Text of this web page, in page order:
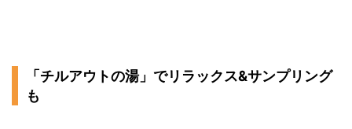
「チルアウトの湯」でリラックス&サンプリング
も